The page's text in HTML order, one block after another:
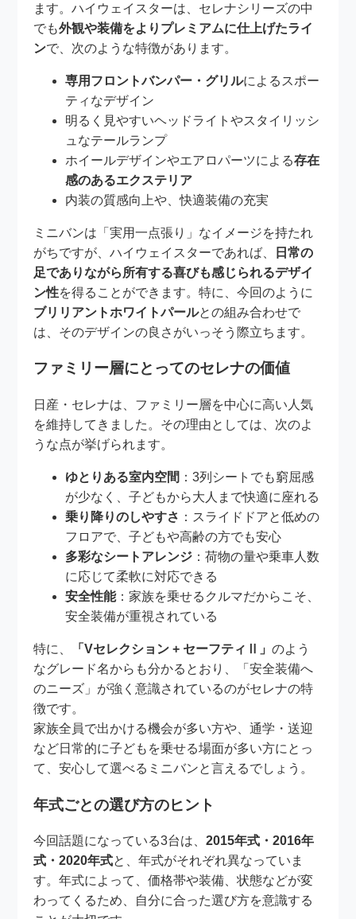
ます。ハイウェイスターは、セレナシリーズの中
でも外観や装備をよりプレミアムに仕上げたライ
ンで、次のような特徴があります。
専用フロントバンパー・グリルによるスポー
ティなデザイン
明るく見やすいヘッドライトやスタイリッシ
ュなテールランプ
ホイールデザインやエアロパーツによる存在
感のあるエクステリア
内装の質感向上や、快適装備の充実
ミニバンは「実用一点張り」なイメージを持たれ
がちですが、ハイウェイスターであれば、
日常の
足でありながら所有する喜びも感じられるデザイ
ン性を得ることができます。特に、今回のように
ブリリアントホワイトパールとの組み合わせで
は、そのデザインの良さがいっそう際立ちます。
ファミリー層にとってのセレナの価値
日産・セレナは、ファミリー層を中心に高い人気
を維持してきました。その理由としては、次のよ
うな点が挙げられます。
ゆとりある室内空間 ：3列シートでも窮屈感
が少なく、子どもから大人まで快適に座れる
乗り降りのしやすさ ：スライドドアと低めの
フロアで、子どもや高齢の方でも安心
多彩なシートアレンジ ：荷物の量や乗車人数
に応じて柔軟に対応できる
安全性能：家族を乗せるクルマだからこそ、
安全装備が重視されている
特に、 「Vセレクション + セーフティⅡ」のよう
なグレード名からも分かるとおり、「安全装備へ
のニーズ」が強く意識されているのがセレナの特
徴です。
家族全員で出かける機会が多い方や、通学・送迎
など日常的に子どもを乗せる場面が多い方にとっ
て、安心して選べるミニバンと言えるでしょう。
年式ごとの選び方のヒント
今回話題になっている3台は、2015年式・2016年
式・2020年式と、年式がそれぞれ異なっていま
す。年式によって、価格帯や装備、状態などが変
わってくるため、自分に合った選び方を意識する